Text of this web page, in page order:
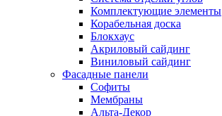
Комплектующие элементы
Корабельная доска
Блокхаус
Акриловый сайдинг
Виниловый сайдинг
Фасадные панели
Софиты
Мембраны
Альта-Декор